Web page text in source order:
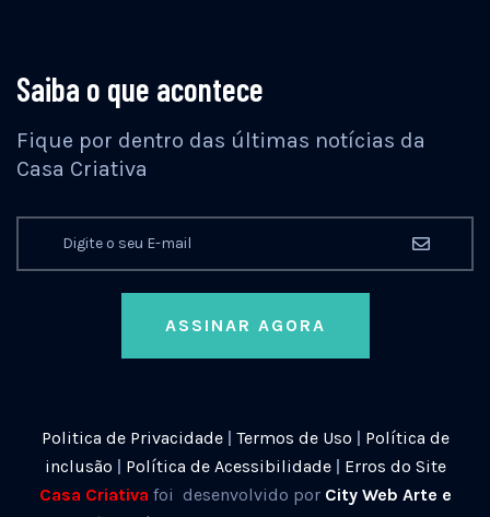
Saiba o que acontece
Fique por dentro das últimas notícias da
Casa Criativa
ASSINAR AGORA
Politica de Privacidade | Termos de Uso | Política de
inclusão | Política de Acessibilidade | Erros do Site
Casa Criativa foi desenvolvido por City Web Arte e